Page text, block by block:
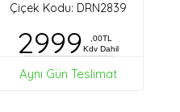
Çiçek Kodu: DRN2839
2999
,00TL
Kdv Dahil
Aynı Gün Teslimat